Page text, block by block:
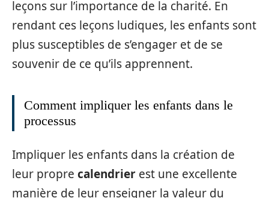
leçons sur l’importance de la charité. En
rendant ces leçons ludiques, les enfants sont
plus susceptibles de s’engager et de se
souvenir de ce qu’ils apprennent.
Comment impliquer les enfants dans le
processus
Impliquer les enfants dans la création de
leur propre calendrier est une excellente
manière de leur enseigner la valeur du